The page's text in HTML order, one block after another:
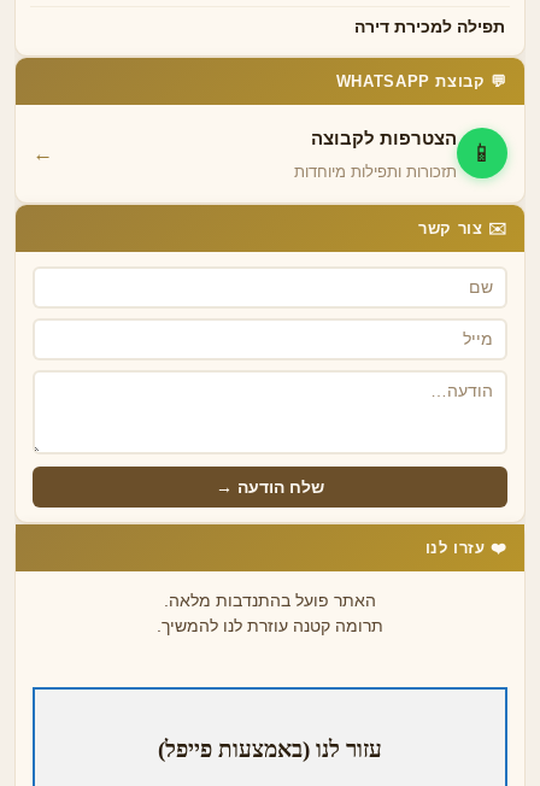
תפילה למכירת דירה
💬 קבוצת WHATSAPP
📱
הצטרפות לקבוצה
תזכורות ותפילות מיוחדות
←
✉️ צור קשר
שלח הודעה →
❤️ עזרו לנו
האתר פועל בהתנדבות מלאה.
תרומה קטנה עוזרת לנו להמשיך.
עזור לנו (באמצעות פייפל)